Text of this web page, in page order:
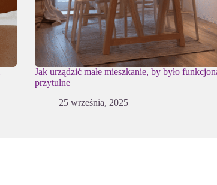
Jak urządzić małe mieszkanie, by było
przytulne
25 września, 2025